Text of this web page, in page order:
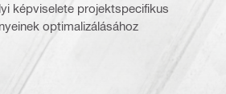
képviselete projektspecifikus
optimalizálásához